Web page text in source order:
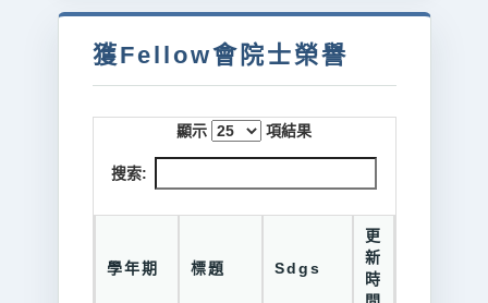
獲Fellow會院士榮譽
顯示 項結果
搜索:
學年期 標題 Sdgs
更
新
時